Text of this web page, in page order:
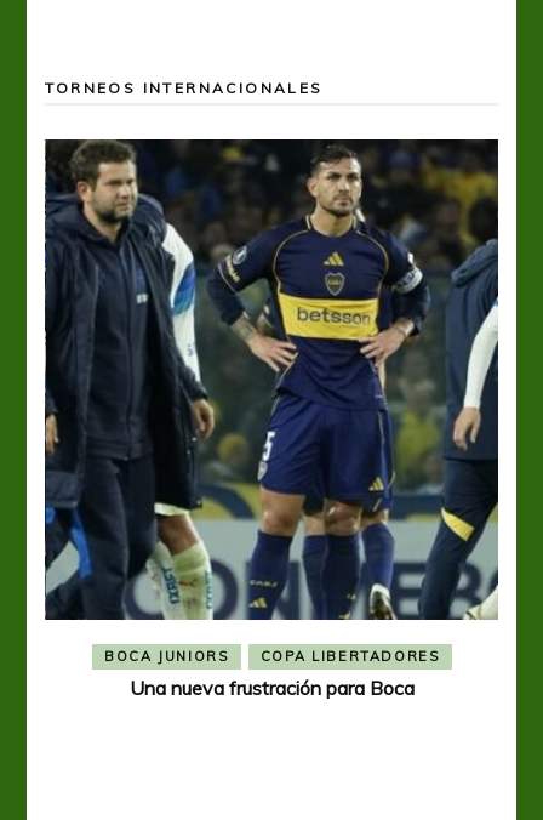
TORNEOS INTERNACIONALES
BOCA JUNIORS COPA LIBERTADORES
Una nueva frustración para Boca